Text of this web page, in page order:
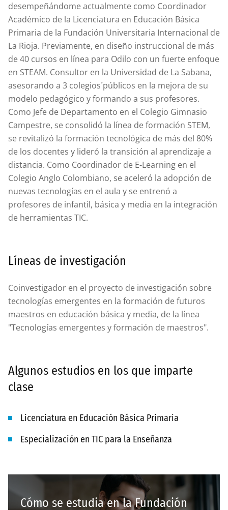
desempeñándome actualmente como Coordinador
Académico de la Licenciatura en Educación Básica
Primaria de la Fundación Universitaria Internacional de
La Rioja. Previamente, en diseño instruccional de más
de 40 cursos en línea para Odilo con un fuerte enfoque
en STEAM. Consultor en la Universidad de La Sabana,
asesorando a 3 colegios´públicos en la mejora de su
modelo pedagógico y formando a sus profesores.
Como Jefe de Departamento en el Colegio Gimnasio
Campestre, se consolidó la línea de formación STEM,
se revitalizó la formación tecnológica de más del 80%
de los docentes y lideró la transición al aprendizaje a
distancia. Como Coordinador de E-Learning en el
Colegio Anglo Colombiano, se aceleró la adopción de
nuevas tecnologías en el aula y se entrenó a
profesores de infantil, básica y media en la integración
de herramientas TIC.
Líneas de investigación
Coinvestigador en el proyecto de investigación sobre
tecnologías emergentes en la formación de futuros
maestros en educación básica y media, de la línea
"Tecnologías emergentes y formación de maestros".
Algunos estudios en los que imparte
clase
Licenciatura en Educación Básica Primaria
Especialización en TIC para la Enseñanza
Cómo se estudia en la Fundación